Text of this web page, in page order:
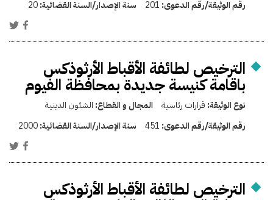
رقم الوثيقة/رقم الدعوى: 201 سنة الإصدار/السنة القضائية:20
الترخيص لطائفة الأقباط الأرثوذكس
باقامة كنيسة جديدة بمحافظة الفيوم
نوع الوثيقة: قرارات رئاسية المجال و القطاع: الشئون الدينية
رقم الوثيقة/رقم الدعوى: 451 سنة الإصدار/السنة القضائية:2000
الترخيص لطائفة الأقباط الأرثوذكس